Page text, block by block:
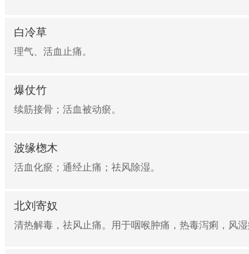
白冷草
理气、活血止痛。
爆仗竹
续筋接骨；活血被动瘀。
波缘楤木
活血化瘀；通经止痛；祛风除湿。
北刘寄奴
清热解毒，祛风止痛。用于咽喉肿痛，热毒泻痢，风